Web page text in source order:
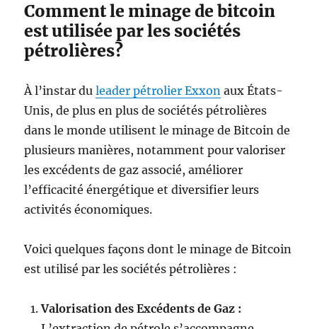
Comment le minage de bitcoin
est utilisée par les sociétés
pétrolières?
À l’instar duleader pétrolier Exxon aux États-
Unis, de plus en plus de sociétés pétrolières
dans le monde utilisent le minage de Bitcoin de
plusieurs manières, notamment pour valoriser
les excédents de gaz associé, améliorer
l’efficacité énergétique et diversifier leurs
activités économiques.
Voici quelques façons dont le minage de Bitcoin
est utilisé par les sociétés pétrolières :
Valorisation des Excédents de Gaz :